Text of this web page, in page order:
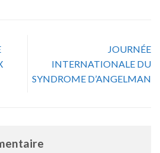
JOURNÉE
INTERNATIONALE DU
SYNDROME D’ANGELMAN